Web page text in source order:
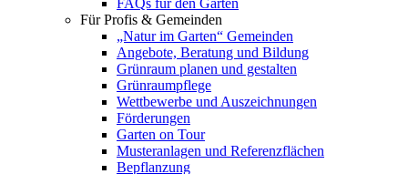
FAQs für den Garten
Für Profis & Gemeinden
„Natur im Garten“ Gemeinden
Angebote, Beratung und Bildung
Grünraum planen und gestalten
Grünraumpflege
Wettbewerbe und Auszeichnungen
Förderungen
Garten on Tour
Musteranlagen und Referenzflächen
Bepflanzung